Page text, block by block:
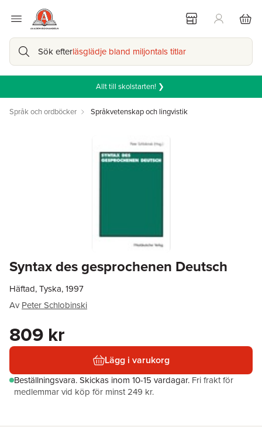
Sök efterläsglädje bland miljontals titlar
Allt till skolstarten! ❯
Språk och ordböcker Språkvetenskap och lingvistik
Syntax des gesprochenen Deutsch
Häftad, Tyska, 1997
Av Peter Schlobinski
809 kr
Lägg i varukorg
Beställningsvara.Skickas inom 10-15 vardagar. Fri frakt för
medlemmar vid köp för minst 249 kr.